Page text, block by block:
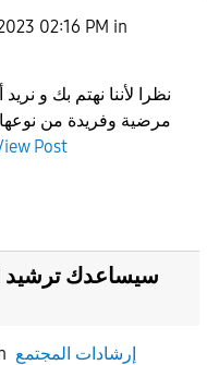
APPLY
02:16 PM in
مرضية وفريدة من
Post
سيساعدك ترشيد
إرشادات المجتمع